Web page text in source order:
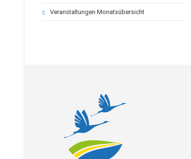
Veranstaltungen Monatsübersicht